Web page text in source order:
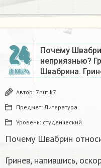
24
ДЕКАБРЬ
Почему
неприязнью?
Швабрина.
Автор: 7nutik7
Предмет: Литература
Уровень: студенческий
Почему Швабрин
Гринев, напившись,